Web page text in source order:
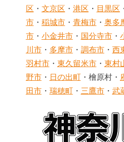
区 ・ 文京区 ・ 港区 ・ 目黒区
市・ 稲城市・ 青梅市・ 奥多
市・ 小金井市・ 国分寺市・
川市・ 多摩市・ 調布市・ 西
羽村市・ 東久留米市・ 東村
野市・ 日の出町・檜原村・
田市・ 瑞穂町・ 三鷹市・ 武